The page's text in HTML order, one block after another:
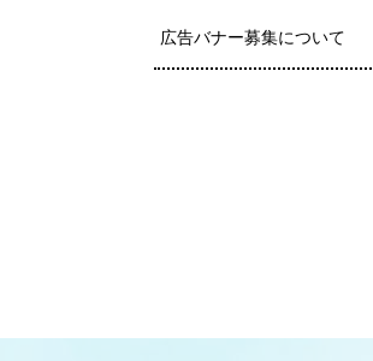
広告バナー募集について